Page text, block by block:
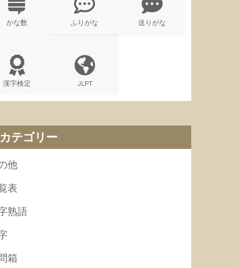
かな数 ふりがな 送りがな
漢字検定 JLPT
カテゴリー
他
表
熟語
箱